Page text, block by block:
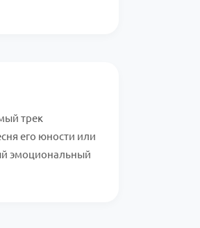
трек
его юности или
эмоциональный